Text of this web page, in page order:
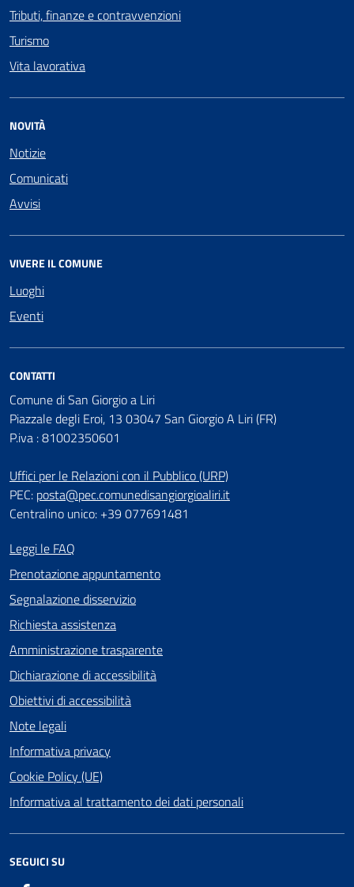
Tributi, finanze e contravvenzioni
Turismo
Vita lavorativa
NOVITÀ
Notizie
Comunicati
Avvisi
VIVERE IL COMUNE
Luoghi
Eventi
CONTATTI
Comune di San Giorgio a Liri
Piazzale degli Eroi, 13 03047 San Giorgio A Liri (FR)
P.iva : 81002350601
Uffici per le Relazioni con il Pubblico (URP)
PEC: posta@pec.comunedisangiorgioaliri.it
Centralino unico: +39 077691481
Leggi le FAQ
Prenotazione appuntamento
Segnalazione disservizio
Richiesta assistenza
Amministrazione trasparente
Dichiarazione di accessibilità
Obiettivi di accessibilità
Note legali
Informativa privacy
Cookie Policy (UE)
Informativa al trattamento dei dati personali
SEGUICI SU